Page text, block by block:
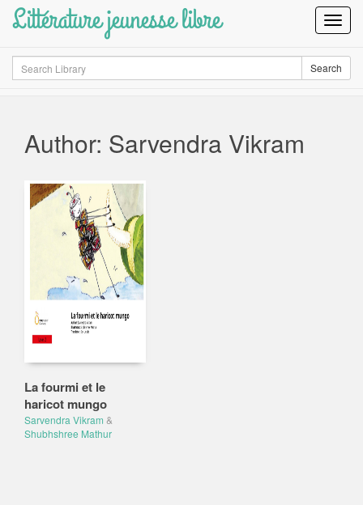
Littérature jeunesse libre
Search Search
Author: Sarvendra Vikram
La fourmi et le
haricot mungo
Sarvendra Vikram &
Shubhshree Mathur